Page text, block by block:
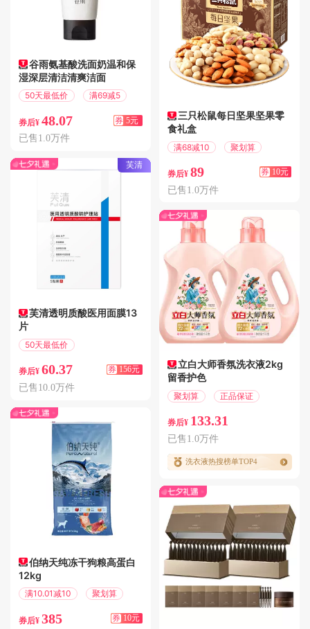
谷雨氨基酸洗面奶温和保
湿深层清洁清爽洁面
50天最低价 满69减5
券后¥ 48.07 券 5元
已售1.0万件
芙清
芙清透明质酸医用面膜13
片
50天最低价
券后¥ 60.37 券 156元
已售10.0万件
伯纳天纯冻干狗粮高蛋白
12kg
满10.01减10 聚划算
券后¥ 385 券 10元
三只松鼠每日坚果坚果零
食礼盒
满68减10 聚划算
券后¥ 89 券 10元
已售1.0万件
立白大师香氛洗衣液2kg
留香护色
聚划算 正品保证
券后¥ 133.31
已售1.0万件
洗衣液热搜榜单TOP4